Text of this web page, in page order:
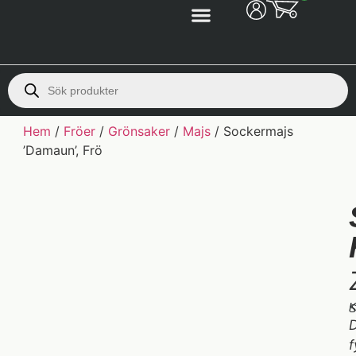
Hem / Fröer / Grönsaker / Majs / Sockermajs
’Damaun’, Frö